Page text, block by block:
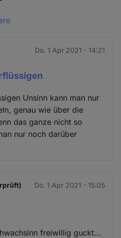
Do. 1 Apr 2021 - 14:21
Unsinn kann man nur
genau wie über die
das ganze nicht so
nur noch darüber
Do. 1 Apr 2021 - 15:05
freiwillig guckt...